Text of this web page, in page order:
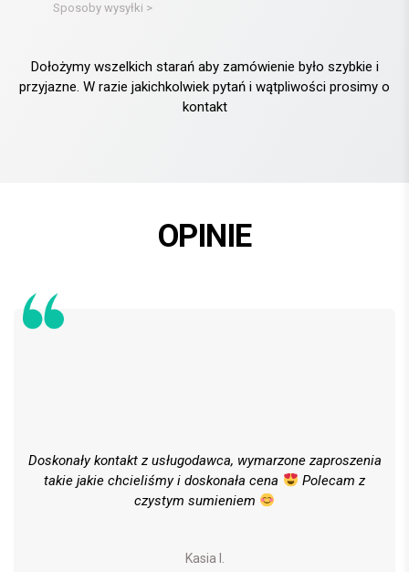
Sposoby wysyłki >
Dołożymy wszelkich starań aby zamówienie było szybkie i
przyjazne. W razie jakichkolwiek pytań i wątpliwości prosimy o
kontakt
OPINIE
Doskonały kontakt z usługodawca, wymarzone zaproszenia
takie jakie chcieliśmy i doskonała cena
Polecam z
czystym sumieniem
Kasia I.